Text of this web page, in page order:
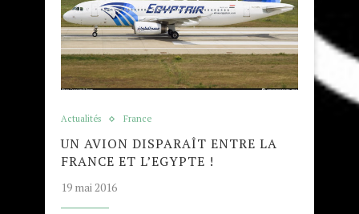
Actualités France
UN AVION DISPARAÎT ENTRE LA
FRANCE ET L’EGYPTE !
19 mai 2016